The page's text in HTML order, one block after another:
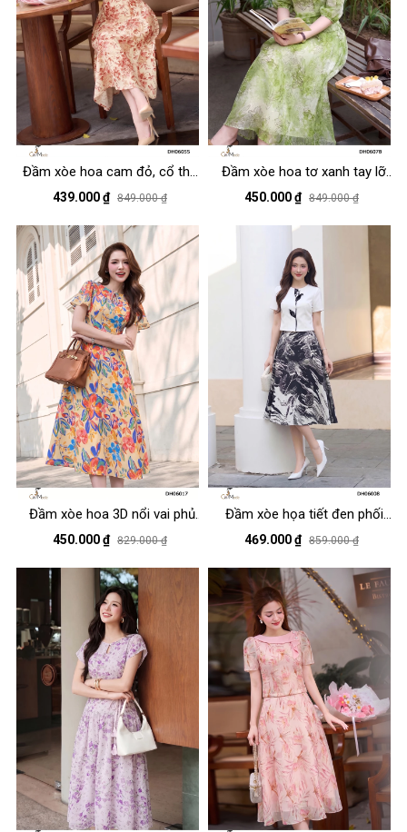
Đầm xòe hoa cam đỏ, cổ thắt
nơ tay lỡ
439.000 ₫ 849.000 ₫
Đầm xòe hoa tơ xanh tay lỡ
cổ thuyền đính hoa
450.000 ₫ 849.000 ₫
Đầm xòe hoa 3D nổi vai phủ
cổ tròn
450.000 ₫ 829.000 ₫
Đầm xòe họa tiết đen phối
trắng cổ tròn tay ngắn
469.000 ₫ 859.000 ₫